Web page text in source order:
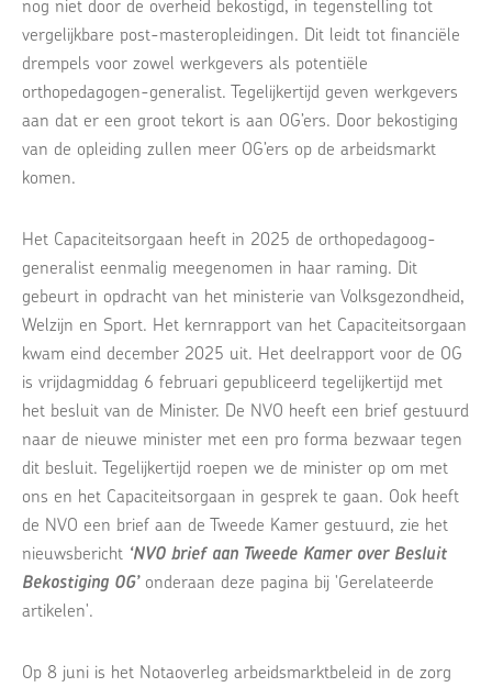
nog niet door de overheid bekostigd, in tegenstelling tot
vergelijkbare post-masteropleidingen. Dit leidt tot financiële
drempels voor zowel werkgevers als potentiële
orthopedagogen-generalist. Tegelijkertijd geven werkgevers
aan dat er een groot tekort is aan OG’ers. Door bekostiging
van de opleiding zullen meer OG’ers op de arbeidsmarkt
komen.
Het Capaciteitsorgaan heeft in 2025 de orthopedagoog-
generalist eenmalig meegenomen in haar raming. Dit
gebeurt in opdracht van het ministerie van Volksgezondheid,
Welzijn en Sport. Het kernrapport van het Capaciteitsorgaan
kwam eind december 2025 uit. Het deelrapport voor de OG
is vrijdagmiddag 6 februari gepubliceerd tegelijkertijd met
het besluit van de Minister. De NVO heeft een brief gestuurd
naar de nieuwe minister met een pro forma bezwaar tegen
dit besluit. Tegelijkertijd roepen we de minister op om met
ons en het Capaciteitsorgaan in gesprek te gaan. Ook heeft
de NVO een brief aan de Tweede Kamer gestuurd, zie het
nieuwsbericht ‘NVO brief aan Tweede Kamer over Besluit
Bekostiging OG’onderaan deze pagina bij 'Gerelateerde
artikelen'.
Op 8 juni is het Notaoverleg arbeidsmarktbeleid in de zorg